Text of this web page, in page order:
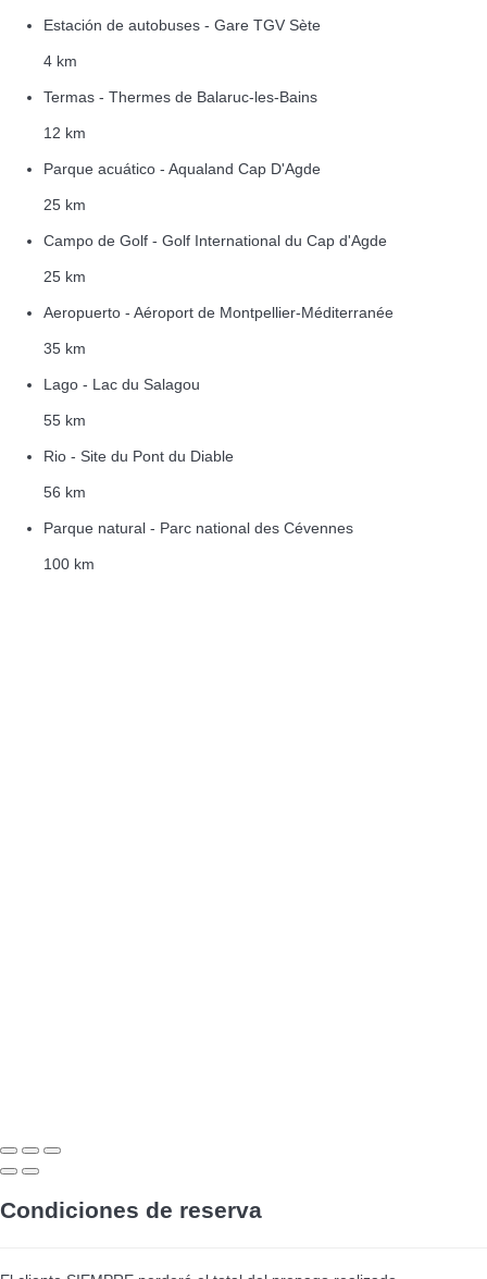
Estación de autobuses - Gare TGV Sète
4 km
Termas - Thermes de Balaruc-les-Bains
12 km
Parque acuático - Aqualand Cap D'Agde
25 km
Campo de Golf - Golf International du Cap d'Agde
25 km
Aeropuerto - Aéroport de Montpellier-Méditerranée
35 km
Lago - Lac du Salagou
55 km
Rio - Site du Pont du Diable
56 km
Parque natural - Parc national des Cévennes
100 km
Condiciones de reserva